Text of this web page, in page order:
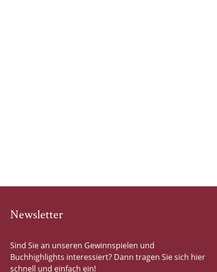
Newsletter
Sind Sie an unseren Gewinnspielen und
Buchhighlights interessiert? Dann tragen Sie sich hier
schnell und einfach ein!